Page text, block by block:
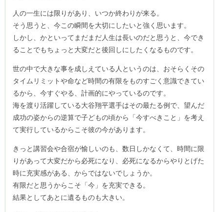
人の一生には限りがあり、いつか終わりが来る。
そう思うと、今この瞬間を大切にしたいと強く思います。
しかし、かといってまだまだ人生は長いのだと思うと、今でき
ることでもちょっと大変だと後回しにしたくなるものです。
世の中で大きな事を成しえている人というのは、おそらくその
タイムリミットや命など時間の有限をものすごく意識できてい
るから、今すぐやる、計画的にやっているのです。
海を渡り活躍している大谷翔平選手はその最たる例で、望んだ
成功の姿からの逆算で子どもの頃から「今すべきこと」を考え
て実行しているからこそ彼の今があります。
きっと講習会や合宿が愉しいのも、数日しかなくて、時間に限
りがあって大変だから必死になり、必死になるからやりとげた
時に充実感がある、からではないでしょうか。
有限だと思うからこそ「今」を充実できる。
結果としてあとに遺るものも大きい。